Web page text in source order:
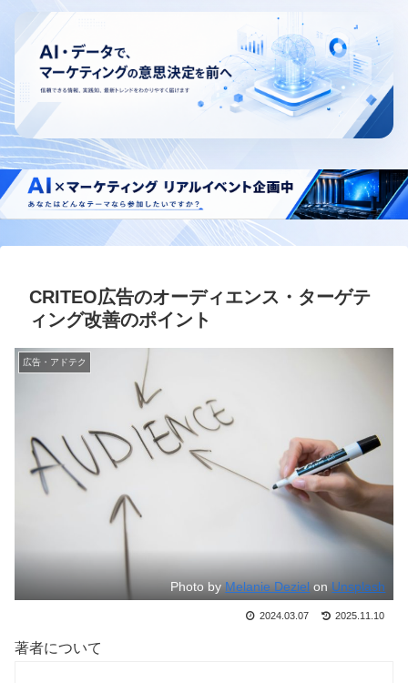
CRITEO広告のオーディエンス・ターゲテ
ィング改善のポイント
広告・アドテク
Photo by Melanie Deziel on Unsplash
2024.03.07 2025.11.10
著者について